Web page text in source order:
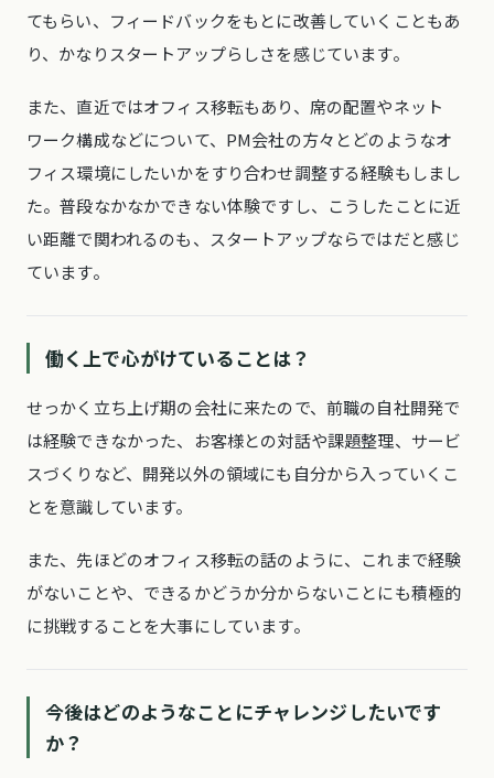
てもらい、フィードバックをもとに改善していくこともあ
り、かなりスタートアップらしさを感じています。
また、直近ではオフィス移転もあり、席の配置やネット
ワーク構成などについて、PM会社の方々とどのようなオ
フィス環境にしたいかをすり合わせ調整する経験もしまし
た。普段なかなかできない体験ですし、こうしたことに近
い距離で関われるのも、スタートアップならではだと感じ
ています。
働く上で心がけていることは？
せっかく立ち上げ期の会社に来たので、前職の自社開発で
は経験できなかった、お客様との対話や課題整理、サービ
スづくりなど、開発以外の領域にも自分から入っていくこ
とを意識しています。
また、先ほどのオフィス移転の話のように、これまで経験
がないことや、できるかどうか分からないことにも積極的
に挑戦することを大事にしています。
今後はどのようなことにチャレンジしたいです
か？